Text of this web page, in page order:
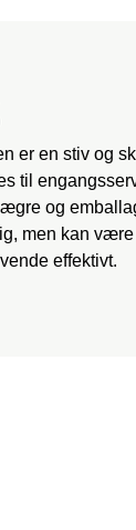
er en stiv og
til
og
men kan
effektivt.